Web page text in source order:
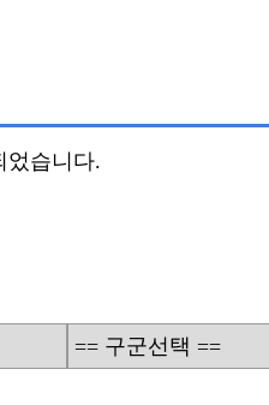
었습니다.
== 구군선택 ==